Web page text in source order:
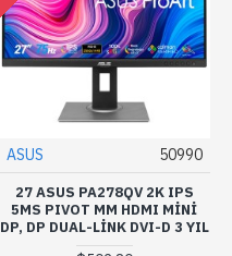
ASUS 50990
27 ASUS PA278QV 2K IPS
5MS PIVOT MM HDMI MINI
DP, DP DUAL-LINK DVI-D 3 YIL